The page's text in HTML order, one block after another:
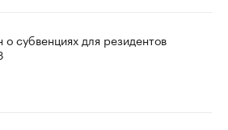
субвенциях для резидентов